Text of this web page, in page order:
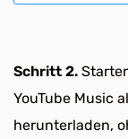
Schritt 2.
YouTube Music
herunterladen,